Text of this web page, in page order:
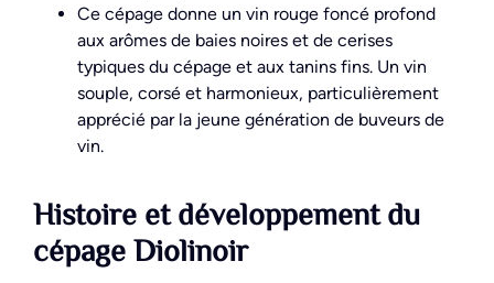
Ce cépage donne un vin rouge foncé profond
aux arômes de baies noires et de cerises
typiques du cépage et aux tanins fins. Un vin
souple, corsé et harmonieux, particulièrement
apprécié par la jeune génération de buveurs de
vin.
Histoire et développement du
cépage Diolinoir